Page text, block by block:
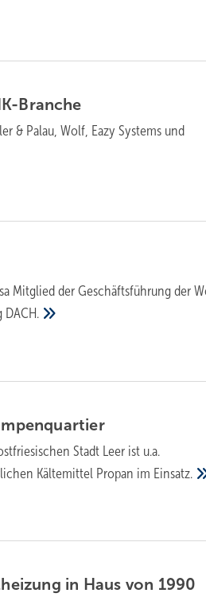
Branche
& Palau, Wolf, Eazy Systems und
Mitglied der Geschäftsführung der
DACH.
Stadt Leer ist u.a.
Kältemittel Propan im Einsatz.
in Haus von 1990